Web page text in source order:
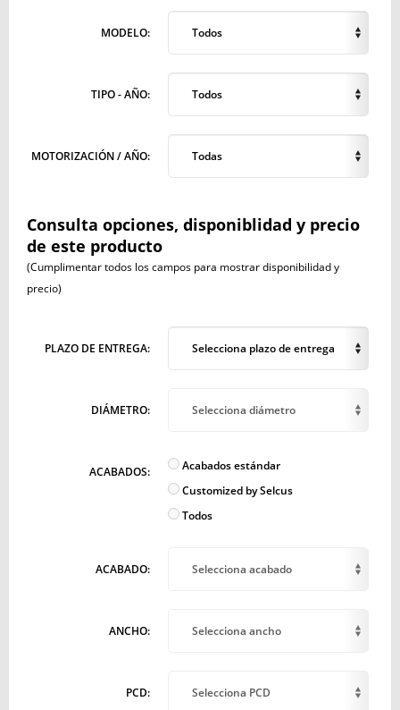
MODELO: Todos
TIPO - AÑO: Todos
MOTORIZACIÓN / AÑO: Todas
Consulta opciones, disponiblidad y precio
de este producto
(Cumplimentar todos los campos para mostrar disponibilidad y
precio)
PLAZO DE ENTREGA: Selecciona plazo de entrega
DIÁMETRO: Selecciona diámetro
ACABADOS:
Acabados estándar
Customized by Selcus
Todos
ACABADO: Selecciona acabado
ANCHO: Selecciona ancho
PCD: Selecciona PCD